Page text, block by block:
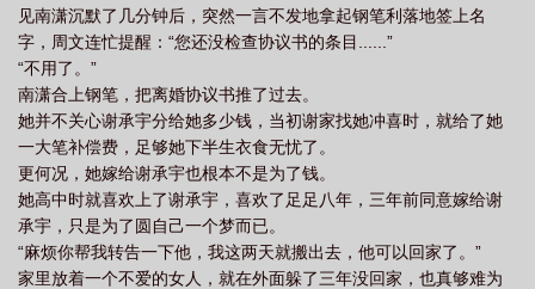
见南潇沉默了几分钟后，突然一言不发地拿起钢笔利落地签上名
字，周文连忙提醒：“您还没检查协议书的条目......”
“不用了。”
南潇合上钢笔，把离婚协议书推了过去。
她并不关心谢承宇分给她多少钱，当初谢家找她冲喜时，就给了她
一大笔补偿费，足够她下半生衣食无忧了。
更何况，她嫁给谢承宇也根本不是为了钱。
她高中时就喜欢上了谢承宇，喜欢了足足八年，三年前同意嫁给谢
承宇，只是为了圆自己一个梦而已。
“麻烦你帮我转告一下他，我这两天就搬出去，他可以回家了。”
家里放着一个不爱的女人，就在外面躲了三年没回家，也真够难为